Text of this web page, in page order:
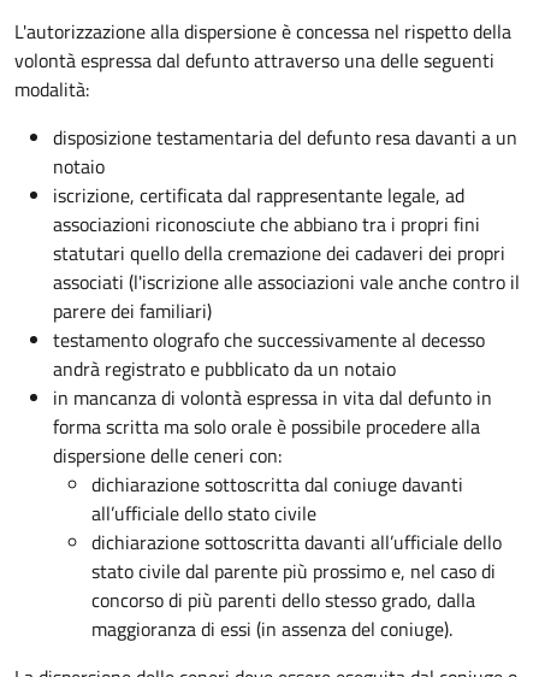
L'autorizzazione alla dispersione è concessa nel rispetto della
volontà espressa dal defunto attraverso una delle seguenti
modalità:
disposizione testamentaria del defunto resa davanti a un
notaio
iscrizione, certificata dal rappresentante legale, ad
associazioni riconosciute che abbiano tra i propri fini
statutari quello della cremazione dei cadaveri dei propri
associati (l'iscrizione alle associazioni vale anche contro il
parere dei familiari)
testamento olografo che successivamente al decesso
andrà registrato e pubblicato da un notaio
in mancanza di volontà espressa in vita dal defunto in
forma scritta ma solo orale è possibile procedere alla
dispersione delle ceneri con:
dichiarazione sottoscritta dal coniuge davanti
all’ufficiale dello stato civile
dichiarazione sottoscritta davanti all’ufficiale dello
stato civile dal parente più prossimo e, nel caso di
concorso di più parenti dello stesso grado, dalla
maggioranza di essi (in assenza del coniuge).